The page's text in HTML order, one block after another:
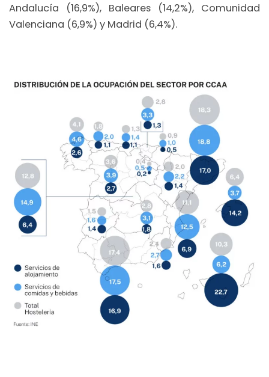
Andalucía (16,9%), Baleares (14,2%), Comunidad
Valenciana (6,9%) y Madrid (6,4%).